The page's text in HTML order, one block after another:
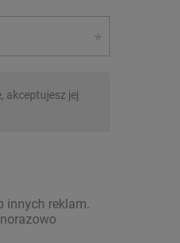
akceptujesz jej
innych reklam.